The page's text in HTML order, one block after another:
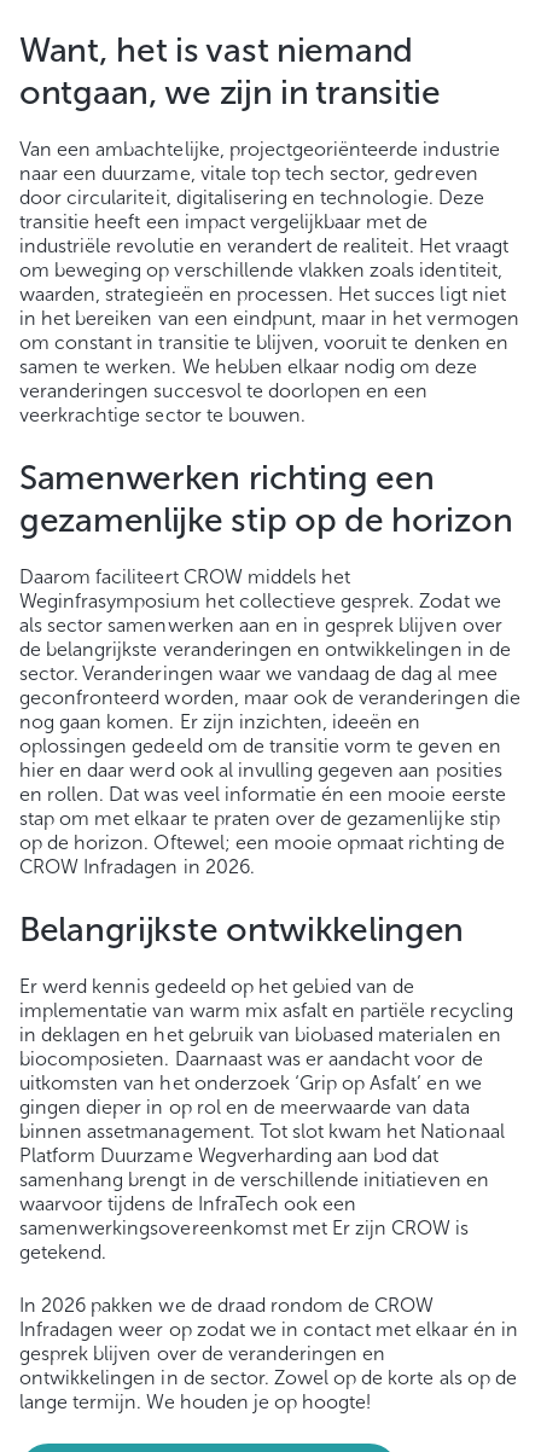
Want, het is vast niemand
ontgaan, we zijn in transitie
Van een ambachtelijke, projectgeoriënteerde industrie
naar een duurzame, vitale top tech sector, gedreven
door circulariteit, digitalisering en technologie. Deze
transitie heeft een impact vergelijkbaar met de
industriële revolutie en verandert de realiteit. Het vraagt
om beweging op verschillende vlakken zoals identiteit,
waarden, strategieën en processen. Het succes ligt niet
in het bereiken van een eindpunt, maar in het vermogen
om constant in transitie te blijven, vooruit te denken en
samen te werken. We hebben elkaar nodig om deze
veranderingen succesvol te doorlopen en een
veerkrachtige sector te bouwen.
Samenwerken richting een
gezamenlijke stip op de horizon
Daarom faciliteert CROW middels het
Weginfrasymposium het collectieve gesprek. Zodat we
als sector samenwerken aan en in gesprek blijven over
de belangrijkste veranderingen en ontwikkelingen in de
sector. Veranderingen waar we vandaag de dag al mee
geconfronteerd worden, maar ook de veranderingen die
nog gaan komen. Er zijn inzichten, ideeën en
oplossingen gedeeld om de transitie vorm te geven en
hier en daar werd ook al invulling gegeven aan posities
en rollen. Dat was veel informatie én een mooie eerste
stap om met elkaar te praten over de gezamenlijke stip
op de horizon. Oftewel; een mooie opmaat richting de
CROW Infradagen in 2026.
Belangrijkste ontwikkelingen
Er werd kennis gedeeld op het gebied van de
implementatie van warm mix asfalt en partiële recycling
in deklagen en het gebruik van biobased materialen en
biocomposieten. Daarnaast was er aandacht voor de
uitkomsten van het onderzoek ‘Grip op Asfalt’ en we
gingen dieper in op rol en de meerwaarde van data
binnen assetmanagement. Tot slot kwam het Nationaal
Platform Duurzame Wegverharding aan bod dat
samenhang brengt in de verschillende initiatieven en
waarvoor tijdens de InfraTech ook een
samenwerkingsovereenkomst met Er zijn CROW is
getekend.
In 2026 pakken we de draad rondom de CROW
Infradagen weer op zodat we in contact met elkaar én in
gesprek blijven over de veranderingen en
ontwikkelingen in de sector. Zowel op de korte als op de
lange termijn. We houden je op hoogte!